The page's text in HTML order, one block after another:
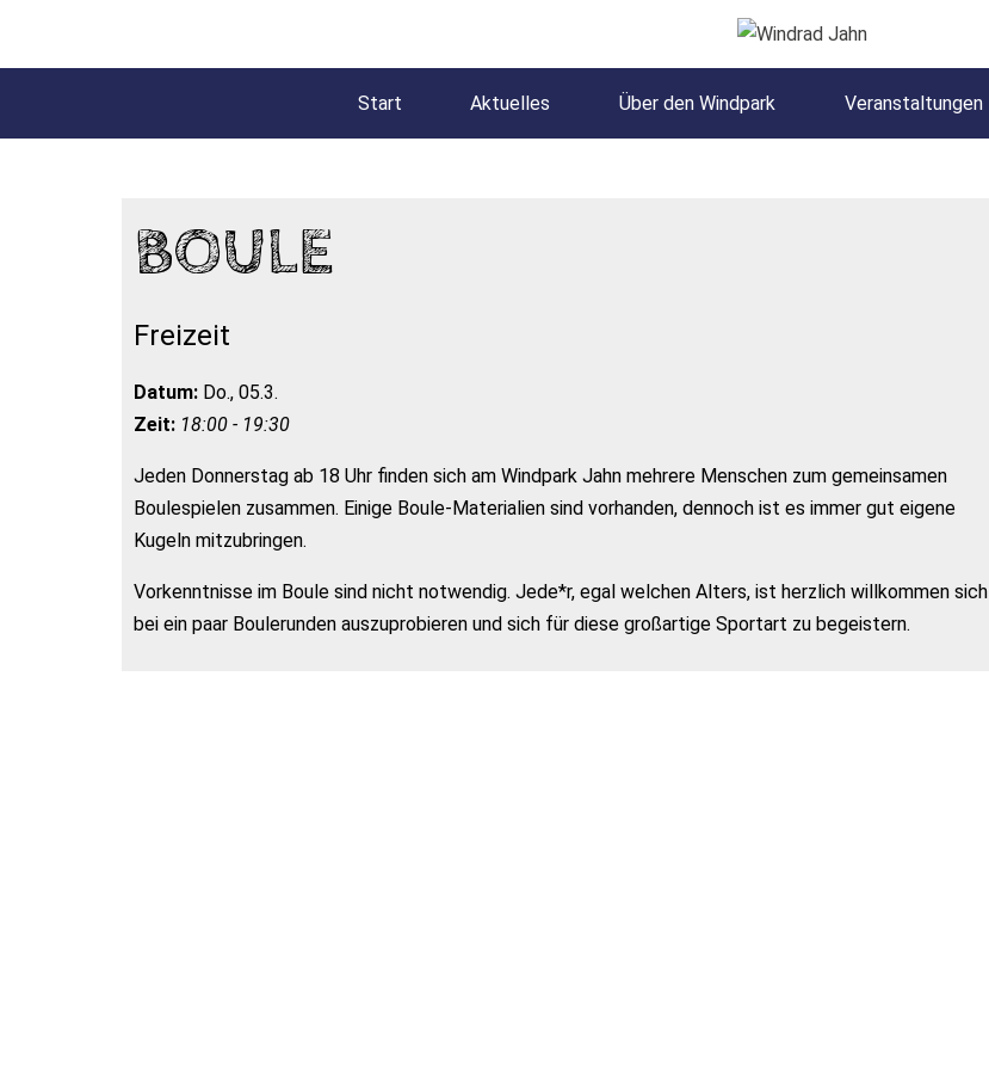
Start Aktuelles Über den Windpark Veranstaltungen
BOULE
Freizeit
Datum: Do., 05.3.
Zeit: 18:00 - 19:30
Jeden Donnerstag ab 18 Uhr finden sich am Windpark Jahn mehrere Menschen zum gemeinsamen
Boulespielen zusammen. Einige Boule-Materialien sind vorhanden, dennoch ist es immer gut eigene
Kugeln mitzubringen.
Vorkenntnisse im Boule sind nicht notwendig. Jede*r, egal welchen Alters, ist herzlich willkommen sich
bei ein paar Boulerunden auszuprobieren und sich für diese großartige Sportart zu begeistern.